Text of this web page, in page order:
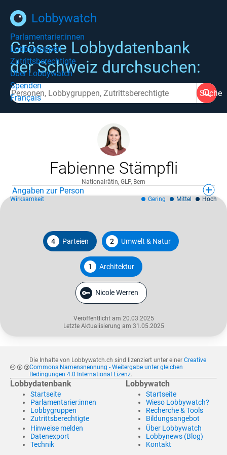
Lobbywatch
Parlamentarier:innen
Lobbygruppen
Zutrittsberechtigte
Über Lobbywatch
Spenden
Français
Grösste Lobbydatenbank
der Schweiz durchsuchen:
Suche
Fabienne Stämpfli
Nationalrätin, GLP, Bern
Angaben zur Person
4 Parteien 2 Umwelt & Natur
1 Architektur
Nicole Werren
Veröffentlicht am 20.03.2025
Letzte Aktualisierung am 31.05.2025
Wirksamkeit Gering Mittel Hoch
Die Inhalte von Lobbywatch.ch sind lizenziert unter einer Creative
Commons Namensnennung - Weitergabe unter gleichen
Bedingungen 4.0 International Lizenz.
Lobbydatenbank
Startseite
Parlamentarier:innen
Lobbygruppen
Zutrittsberechtigte
Hinweise melden
Datenexport
Technik
Lobbywatch
Startseite
Wieso Lobbywatch?
Recherche & Tools
Bildungsangebot
Über Lobbywatch
Lobbynews (Blog)
Kontakt